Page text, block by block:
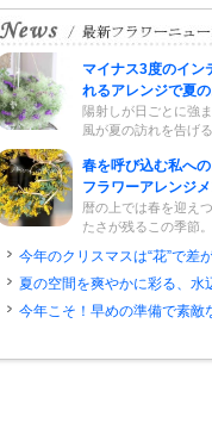
マイナス3度のイン
れるアレンジで夏
陽射しが日ごとに強
風が夏の訪れを告げ
春を呼び込む私へ
フラワーアレンジ
暦の上では春を迎え
たさが残るこの季節
今年のクリスマスは“花”で差
夏の空間を爽やかに彩る、水
今年こそ！早めの準備で素敵